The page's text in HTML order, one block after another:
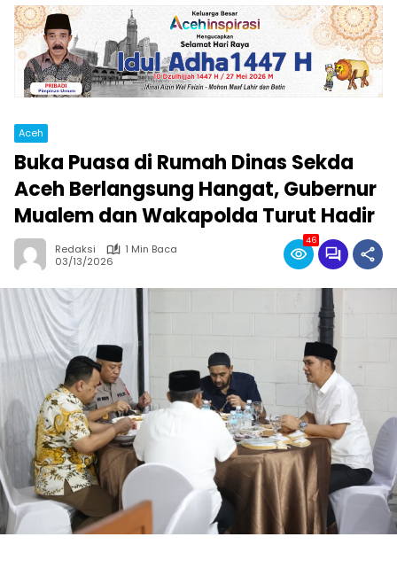
Aceh
Buka Puasa di Rumah Dinas Sekda
Aceh Berlangsung Hangat, Gubernur
Mualem dan Wakapolda Turut Hadir
Redaksi
1 Min Baca
03/13/2026
46